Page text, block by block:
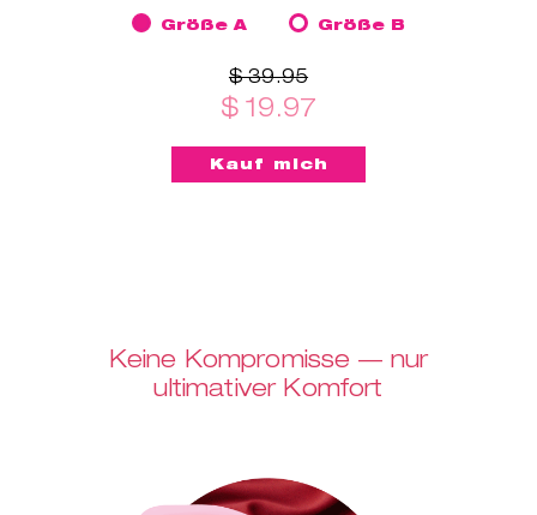
Größe A Größe B
$ 39.95
$ 19.97
Keine Kompromisse — nur
ultimativer Komfort